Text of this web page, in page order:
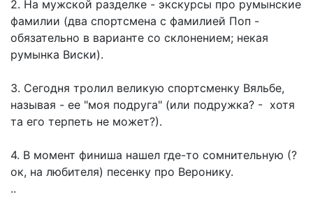
2. На мужской разделке - экскурсы про румынские
фамилии (два спортсмена с фамилией Поп -
обязательно в варианте со склонением; некая
румынка Виски).
3. Сегодня тролил великую спортсменку Вяльбе,
называя - ее "моя подруга" (или подружка? - хотя
та его терпеть не может?).
4. В момент финиша нашел где-то сомнительную (?
ок, на любителя) песенку про Веронику.
..